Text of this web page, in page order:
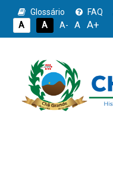
Glossário FAQ
A
A A- A A+